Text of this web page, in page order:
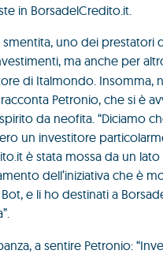
in BorsadelCredito.it.
uno dei prestatori
ma anche per
di Italmondo. Insomma,
Petronio, che si è
da neofita. “Diciamo
un investitore
è stata mossa da un lato
dell’iniziativa che è
e li ho destinati a
a sentire Petronio: